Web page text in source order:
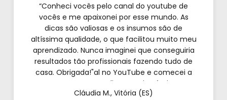
“Conheci vocês pelo canal do youtube de
vocês e me apaixonei por esse mundo. As
dicas são valiosas e os insumos são de
altíssima qualidade, o que facilitou muito meu
aprendizado. Nunca imaginei que conseguiria
resultados tão profissionais fazendo tudo de
casa. Obrigada!"al no YouTube e comecei a
testar em casa. As dicas são incríveis e os
produtos são exatamente como mostram nos
Cláudia M., Vitória (ES)